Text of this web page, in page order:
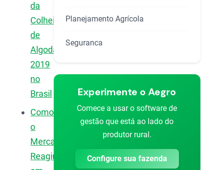
da
Colheita
de
Algodão
2019
no
Brasil
Como
o
Mercado
Reagiu
Planejamento Agrícola
Seguranca
Experimente o Aegro
Comece a usar o software de
gestão que está ao lado do
produtor rural.
Configure sua fazenda